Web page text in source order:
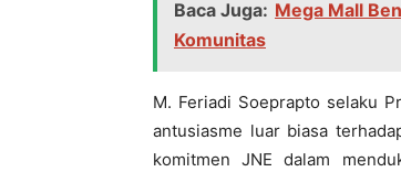
Baca Juga: Mega Mall
Komunitas
M. Feriadi Soeprapto selaku
antusiasme luar biasa
komitmen JNE dalam